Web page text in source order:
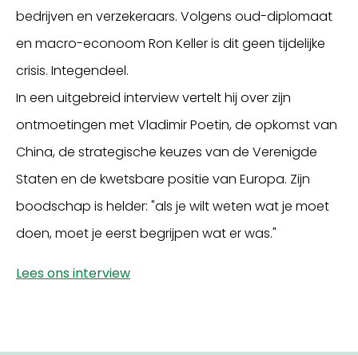
bedrijven en verzekeraars. Volgens oud-diplomaat
en macro-econoom Ron Keller is dit geen tijdelijke
crisis. Integendeel.
In een uitgebreid interview vertelt hij over zijn
ontmoetingen met Vladimir Poetin, de opkomst van
China, de strategische keuzes van de Verenigde
Staten en de kwetsbare positie van Europa. Zijn
boodschap is helder: "als je wilt weten wat je moet
doen, moet je eerst begrijpen wat er was."
Lees ons interview